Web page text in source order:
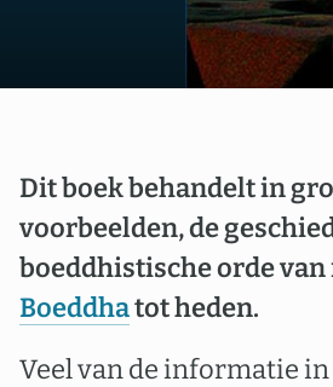
Dit boek behandelt in
voorbeelden, de
boeddhistische orde
Boeddhatot heden.
Veel van de informatie